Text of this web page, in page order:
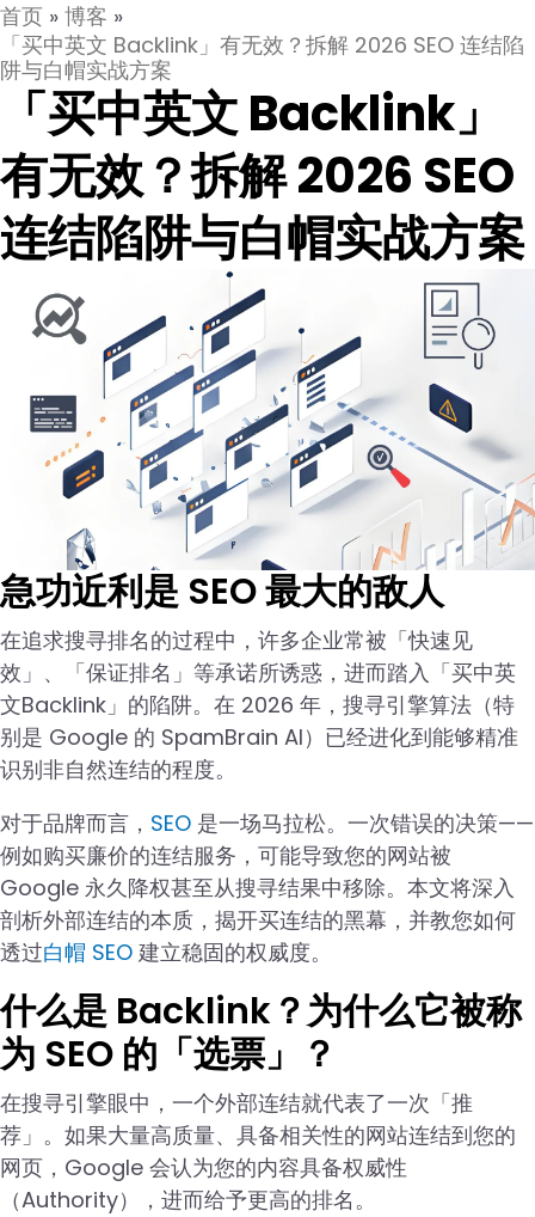
首页 » 博客 »
「买中英文 Backlink」有无效？拆解 2026 SEO 连结陷
阱与白帽实战方案
「买中英文 Backlink」
有无效？拆解 2026 SEO
连结陷阱与白帽实战方案
急功近利是 SEO 最大的敌人
在追求搜寻排名的过程中，许多企业常被「快速见
效」、「保证排名」等承诺所诱惑，进而踏入「买中英
文Backlink」的陷阱。在 2026 年，搜寻引擎算法（特
别是 Google 的 SpamBrain AI）已经进化到能够精准
识别非自然连结的程度。
对于品牌而言， SEO 是一场马拉松。一次错误的决策——
例如购买廉价的连结服务，可能导致您的网站被
Google 永久降权甚至从搜寻结果中移除。本文将深入
剖析外部连结的本质，揭开买连结的黑幕，并教您如何
透过白帽 SEO 建立稳固的权威度。
什么是 Backlink？为什么它被称
为 SEO 的「选票」？
在搜寻引擎眼中，一个外部连结就代表了一次「推
荐」。如果大量高质量、具备相关性的网站连结到您的
网页，Google 会认为您的内容具备权威性
（Authority），进而给予更高的排名。